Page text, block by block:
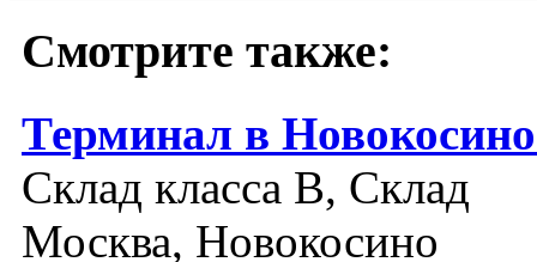
Смотрите также:
Терминал в
Склад класса B, Склад
Москва, Новокосино